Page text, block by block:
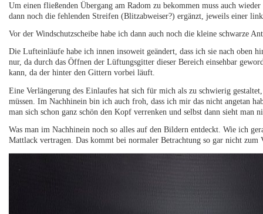
Um einen fließenden Übergang am Radom zu bekommen muss auch
dann noch die fehlenden Streifen (Blitzabweiser?) ergänzt, jeweils einer
Vor der Windschutzscheibe habe ich dann auch noch die kleine schwarze
Die Lufteinläufe habe ich innen insoweit geändert, dass ich sie nach oben
nur, da durch das Öffnen der Lüftungsgitter dieser Bereich einsehbar
kann, da der hinter den Gittern vorbei läuft.
Eine Verlängerung des Einlaufes hat sich für mich als zu schwierig
müssen. Im Nachhinein bin ich auch froh, dass ich mir das nicht angetan
man sich schon ganz schön den Kopf verrenken und selbst dann sieht man
Was man im Nachhinein noch so alles auf den Bildern entdeckt. Wie ich
Mattlack vertragen. Das kommt bei normaler Betrachtung so gar nicht zum